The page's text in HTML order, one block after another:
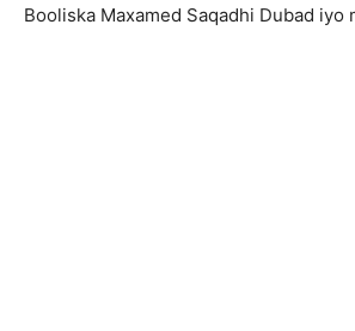
Booliska Maxamed Saqadhi Dubad iyo